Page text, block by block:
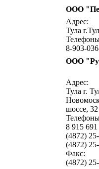
ООО
Адрес:
Тула
8-903-
ООО
Адрес:
Тула г.
шоссе, 32
8 915 691
(4872)
(4872)
Факс:
(4872)